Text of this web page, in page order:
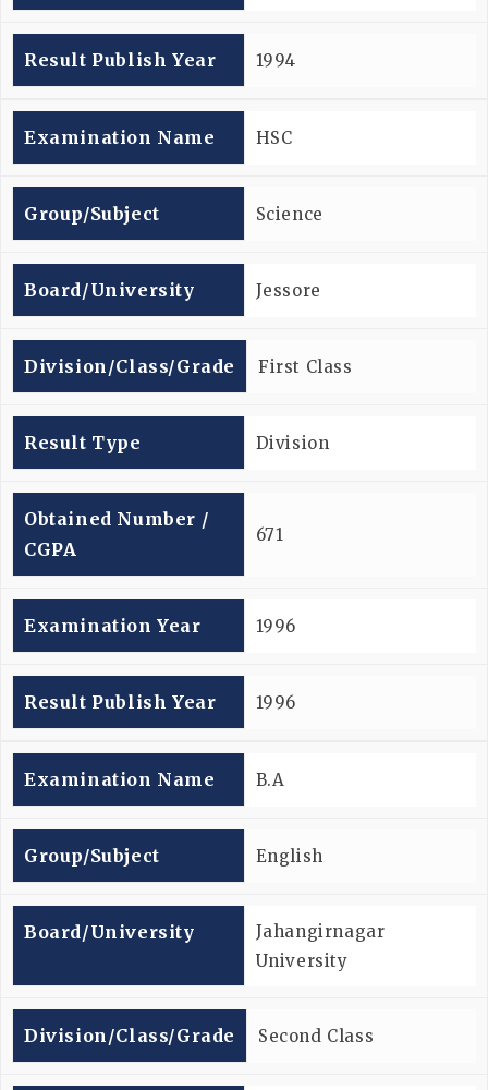
Result Publish Year 1994
Examination Name HSC
Group/subject Science
Board/university Jessore
Division/Class/Grade First Class
Result Type Division
Obtained Number /
CGPA
671
Examination Year 1996
Result Publish Year 1996
Examination Name B.A
Group/subject English
Board/university
Jahangirnagar
University
Division/Class/Grade Second Class